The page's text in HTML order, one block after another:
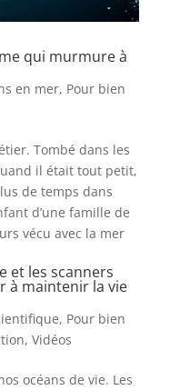
qui murmure à
en mer, Pour bien
Tombé dans les
il était tout petit,
de temps dans
d’une famille de
vécu avec la mer
et les scanners
à maintenir la vie
, Pour bien
, Vidéos
océans de vie. Les